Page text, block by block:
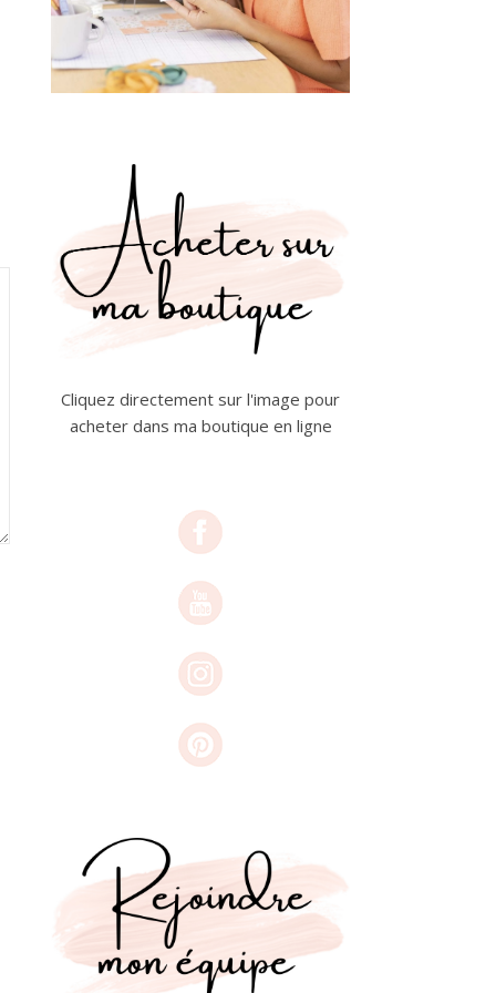
Cliquez directement sur l'image pour
acheter dans ma boutique en ligne